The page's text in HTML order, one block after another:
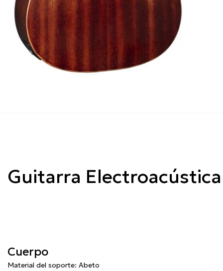
Guitarra
Cuerpo
Material del soporte: Abeto